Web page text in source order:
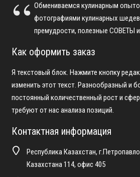
Обмениваемся кулинарным
фотографиями кулинарных
премудрости, полезные СОВЕТЫ
Как оформить заказ
Я текстовый блок. Нажмите кнопку
изменить этот текст. Разнообразный и
постоянный количественный рост и
требуют от нас анализа позиций.
Контактная информация
Республика Казахстан,
Казахстана 114, офис 405